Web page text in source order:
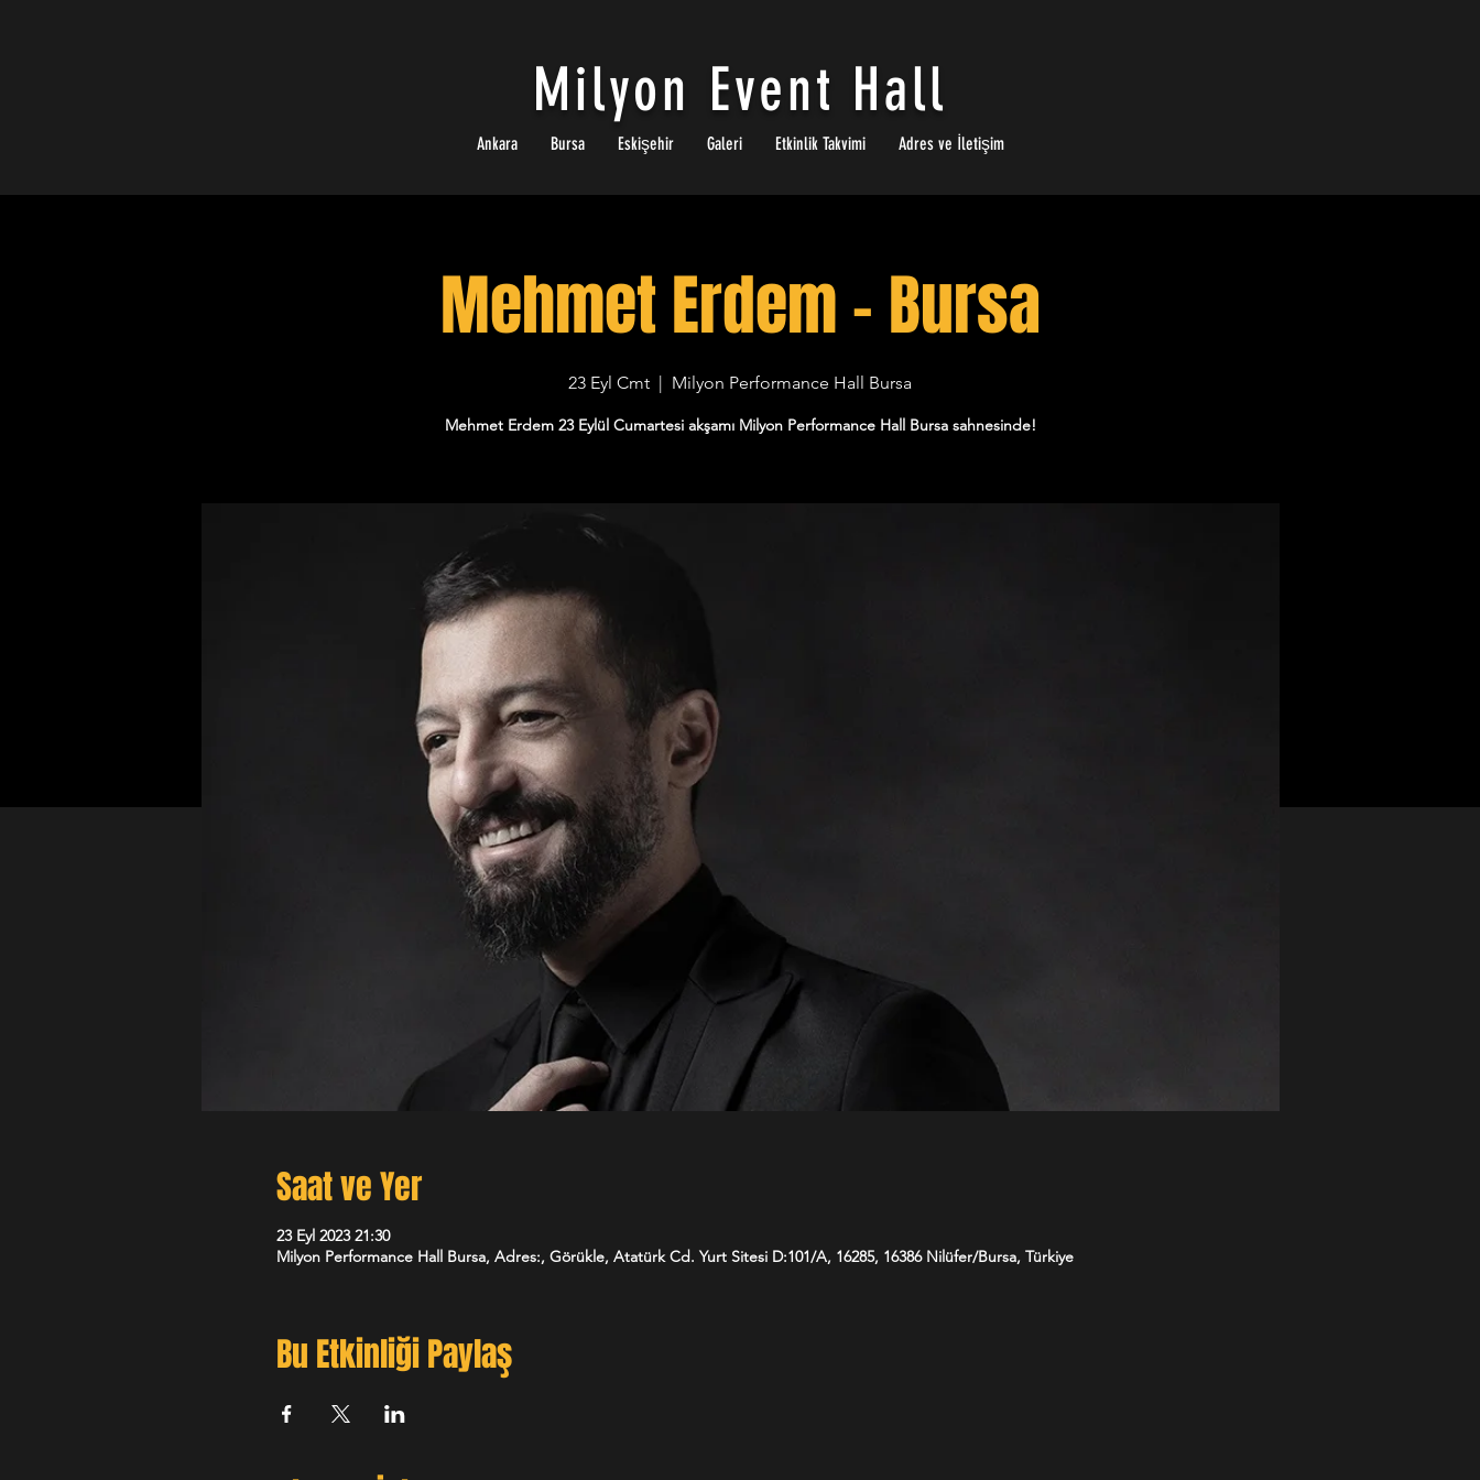
Ankara Bursa Eskişehir Galeri Etkinlik Takvimi Adres ve İletişim
Milyon Event Hall
Mehmet Erdem - Bursa
23 Eyl Cmt
  |
Milyon Performance Hall Bursa
Mehmet Erdem 23 Eylül Cumartesi akşamı Milyon Performance Hall Bursa sahnesinde!
Saat ve Yer
23 Eyl 2023 21:30
Milyon Performance Hall Bursa, Adres:, Görükle, Atatürk Cd. Yurt Sitesi D:101/A, 16285, 16386 Nilüfer/Bursa, Türkiye
Bu Etkinliği Paylaş